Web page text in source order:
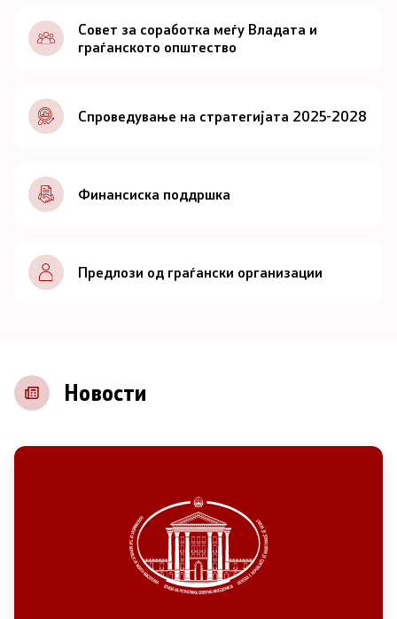
Документи
Совет
За советот
Документи
Записници и дневни редови од седниците на
Советот
Контакт
Основање на здружение
Совет за соработка меѓу Владата и
граѓанското општество
Спроведување на стратегијата 2025-2028
Финансиска поддршка
Предлози од граѓански организации
Новости